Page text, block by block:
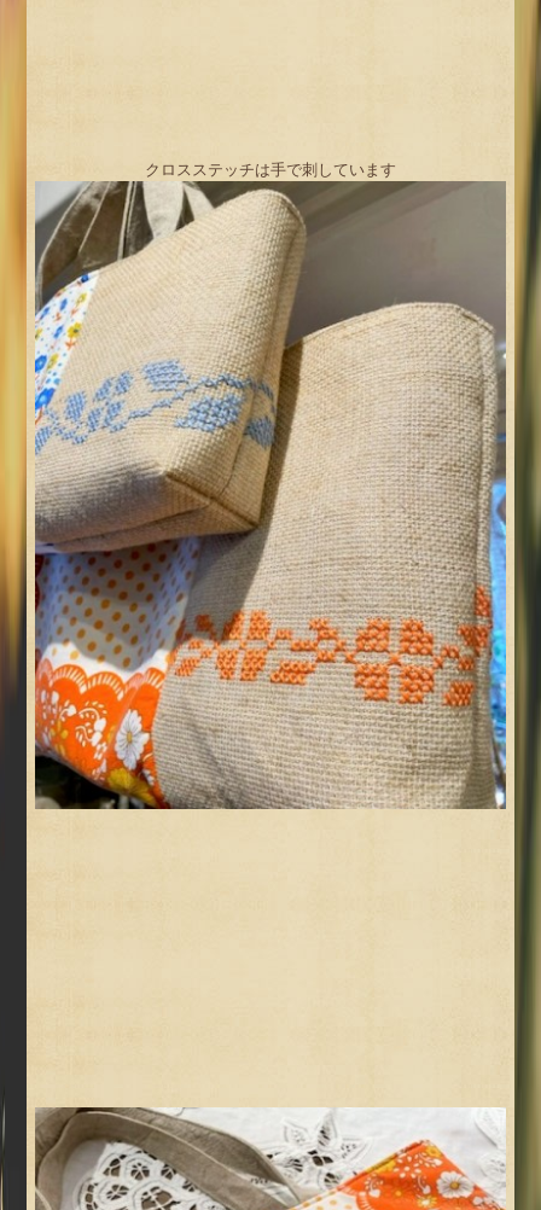
クロスステッチは手で刺しています